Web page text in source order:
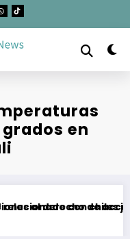
en
al derecho de acceso
con chiles